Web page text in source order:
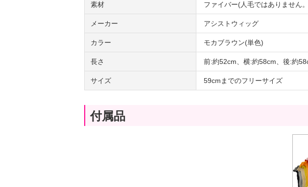
素材 ファイバー(人毛ではありません
メーカー アシストウィッグ
カラー モカブラウン(単色)
長さ 前:約52cm、横:約58cm、後:約
サイズ 59cmまでのフリーサイズ
付属品